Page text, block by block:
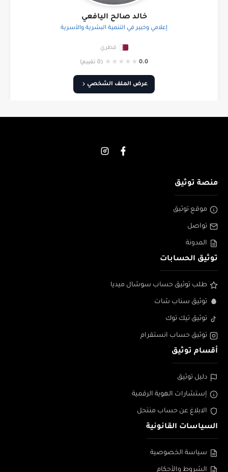
خالد صالح اليافعي
إعلامي وخبير في التنمية البشرية والأسرية
قطري
0.0
★
★
★
★
★ (0 تقييم)
عرض الملف الشخصي
منصة توثيق
موقع توثيق
تواصل
المدونة
توثيق الحسابات
طلب توثيق حساب سوشال ميديا
توثيق سناب شات
توثيق تيك توك
توثيق حساب انستقرام
أقسام توثيق
دليل توثيق
إستشارات الهوية الرقمية
الابلاغ عن حساب منتحل
السياسات القانونية
سياسة الخصوصية
الشروط والأحكام